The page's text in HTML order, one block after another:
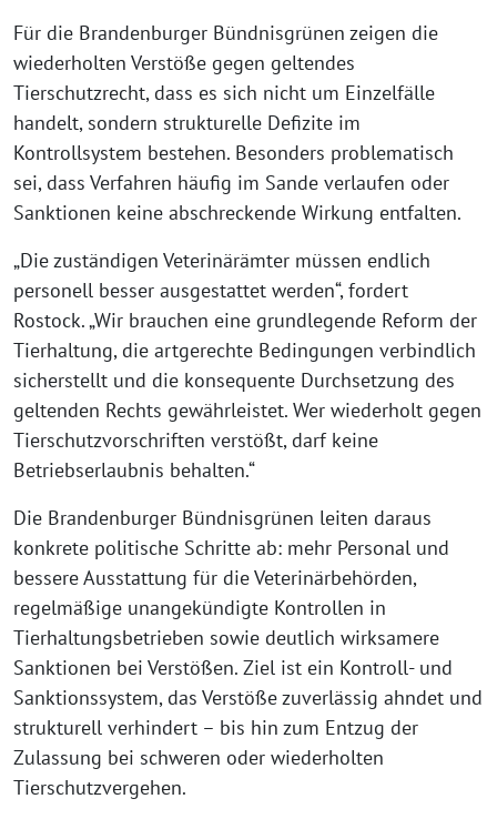
Für die Brandenburger Bündnisgrünen zeigen die
wiederholten Verstöße gegen geltendes
Tierschutzrecht, dass es sich nicht um Einzelfälle
handelt, sondern strukturelle Defizite im
Kontrollsystem bestehen. Besonders problematisch
sei, dass Verfahren häufig im Sande verlaufen oder
Sanktionen keine abschreckende Wirkung entfalten.
„Die zuständigen Veterinärämter müssen endlich
personell besser ausgestattet werden“, fordert
Rostock. „Wir brauchen eine grundlegende Reform der
Tierhaltung, die artgerechte Bedingungen verbindlich
sicherstellt und die konsequente Durchsetzung des
geltenden Rechts gewährleistet. Wer wiederholt gegen
Tierschutzvorschriften verstößt, darf keine
Betriebserlaubnis behalten.“
Die Brandenburger Bündnisgrünen leiten daraus
konkrete politische Schritte ab: mehr Personal und
bessere Ausstattung für die Veterinärbehörden,
regelmäßige unangekündigte Kontrollen in
Tierhaltungsbetrieben sowie deutlich wirksamere
Sanktionen bei Verstößen. Ziel ist ein Kontroll- und
Sanktionssystem, das Verstöße zuverlässig ahndet und
strukturell verhindert – bis hin zum Entzug der
Zulassung bei schweren oder wiederholten
Tierschutzvergehen.